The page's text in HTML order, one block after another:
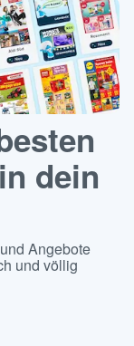
dein
Angebote
und völlig